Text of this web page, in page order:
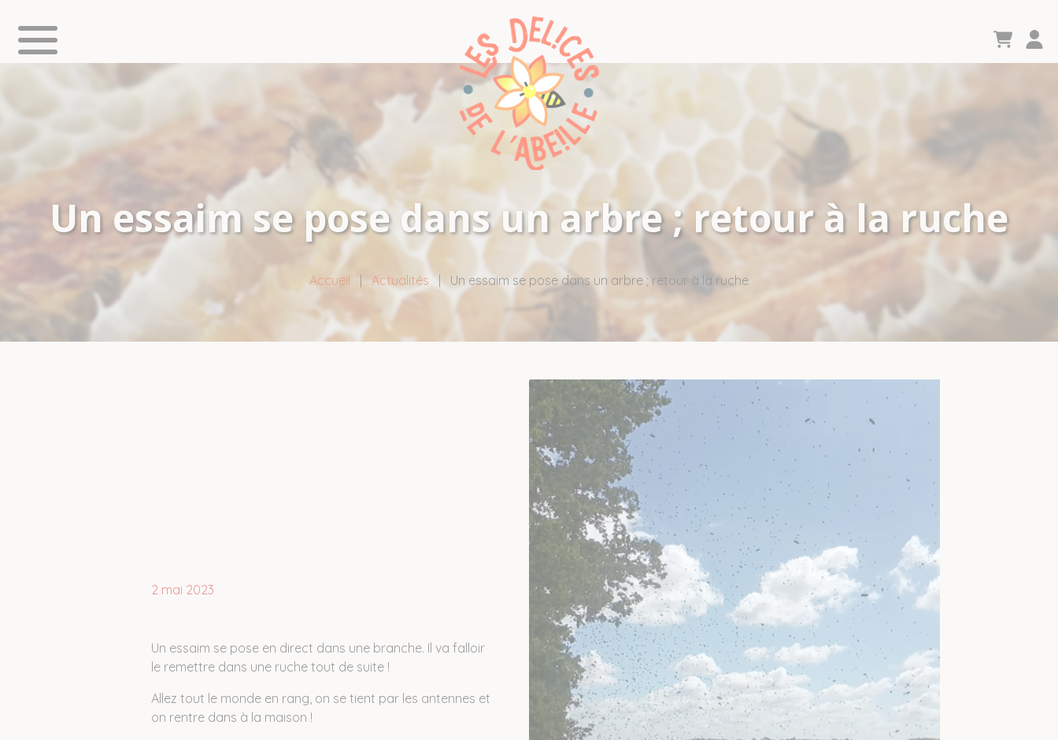
Un essaim se pose dans un arbre ; retour à la ruche
Accueil Actualités | Un essaim se pose dans un arbre ; retour à la ruche
2 mai 2023
Un essaim se pose en direct dans une branche. Il va falloir
le remettre dans une ruche tout de suite !
Allez tout le monde en rang, on se tient par les antennes et
on rentre dans à la maison !